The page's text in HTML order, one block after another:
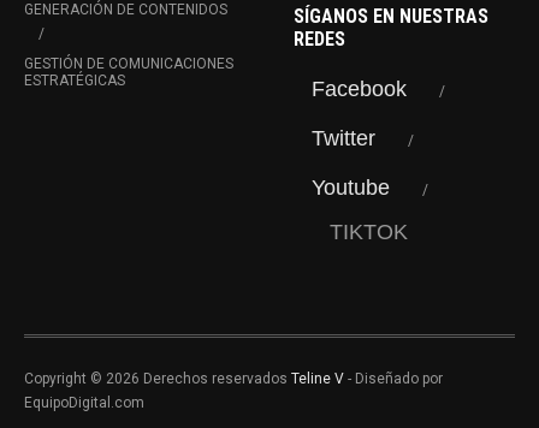
GENERACIÓN DE CONTENIDOS
GESTIÓN DE COMUNICACIONES
ESTRATÉGICAS
SÍGANOS EN NUESTRAS
REDES
Facebook
Twitter
Youtube
TIKTOK
Copyright © 2026 Derechos reservados Teline V - Diseñado por
EquipoDigital.com